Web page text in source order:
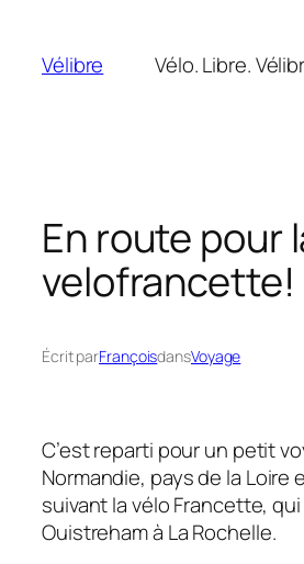
contenu
Vélibre Vélo. Libre.
En route pour
velofrancette!
Écrit parFrançoisdansVoyage
C’est reparti pour un petit
Normandie, pays de la Loire
suivant la vélo Francette,
Ouistreham à La Rochelle.